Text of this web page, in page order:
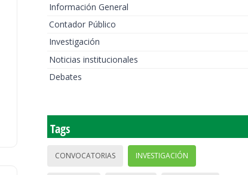
Información General
Contador Público
Investigación
Noticias institucionales
Debates
Tags
CONVOCATORIAS INVESTIGACIÓN